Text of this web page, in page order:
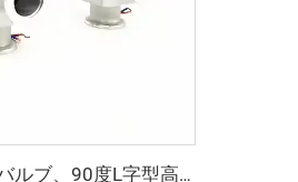
アルミボディ電磁式角型バルブ、90度L字型高真空対応、KF16/KF25/KF40/KF50、NW25/NW40継手角型バルブ